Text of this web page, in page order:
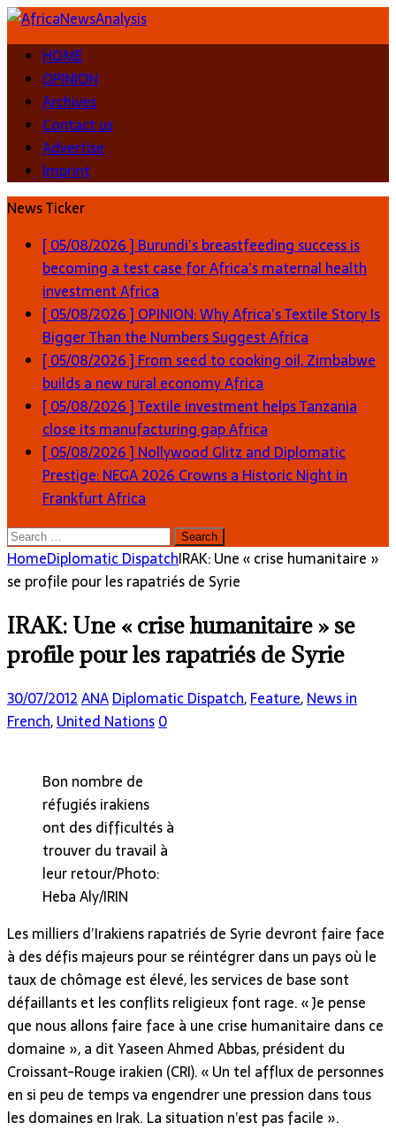
HOME
OPINION
Archives
Contact us
Advertise
Imprint
News Ticker
[ 05/08/2026 ] Burundi’s breastfeeding success is
becoming a test case for Africa’s maternal health
investmentAfrica
[ 05/08/2026 ] OPINION: Why Africa’s Textile Story Is
Bigger Than the Numbers SuggestAfrica
[ 05/08/2026 ] From seed to cooking oil, Zimbabwe
builds a new rural economyAfrica
[ 05/08/2026 ]Textile investment helps Tanzania
close its manufacturing gapAfrica
[ 05/08/2026 ] Nollywood Glitz and Diplomatic
Prestige: NEGA 2026 Crowns a Historic Night in
FrankfurtAfrica
Search
for:
HomeDiplomatic DispatchIRAK: Une « crise humanitaire »
se profile pour les rapatriés de Syrie
IRAK: Une « crise humanitaire » se
profile pour les rapatriés de Syrie
30/07/2012ANADiplomatic Dispatch,Feature,News in
French,United Nations0
Bon nombre de
réfugiés irakiens
ont des difficultés à
trouver du travail à
leur retour/Photo:
Heba Aly/IRIN
Les milliers d’Irakiens rapatriés de Syrie devront faire face
à des défis majeurs pour se réintégrer dans un pays où le
taux de chômage est élevé, les services de base sont
défaillants et les conflits religieux font rage. « Je pense
que nous allons faire face à une crise humanitaire dans ce
domaine », a dit Yaseen Ahmed Abbas, président du
Croissant-Rouge irakien (CRI). « Un tel afflux de personnes
en si peu de temps va engendrer une pression dans tous
les domaines en Irak. La situation n’est pas facile ».